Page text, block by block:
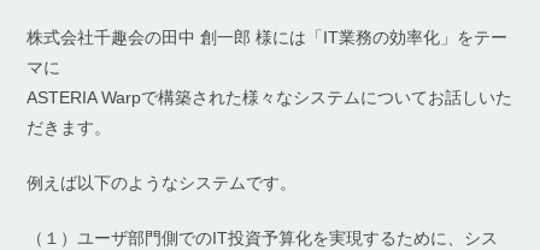
株式会社千趣会の田中 創一郎 様には「IT業務の効率化」をテー
マに
ASTERIA Warpで構築された様々なシステムについてお話しいた
だきます。
例えば以下のようなシステムです。
（１）ユーザ部門側でのIT投資予算化を実現するために、シス